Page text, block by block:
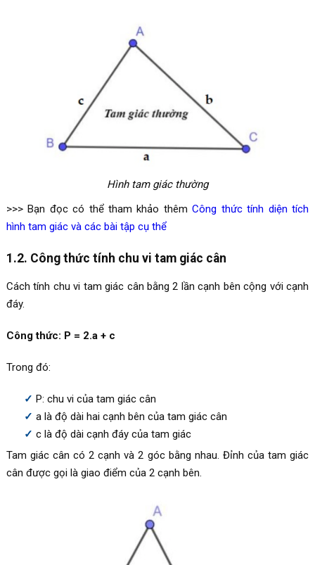
Hình tam giác thường
>>> Bạn đọc có thể tham khảo thêmCông thức tính diện tích
hình tam giác và các bài tập cụ thể
1.2. Công thức tính chu vi tam giác cân
Cách tính chu vi tam giác cân bằng 2 lần cạnh bên cộng với cạnh
đáy.
Công thức: P = 2.a + c
Trong đó:
P: chu vi của tam giác cân
a là độ dài hai cạnh bên của tam giác cân
c là độ dài cạnh đáy của tam giác
Tam giác cân có 2 cạnh và 2 góc bằng nhau. Đỉnh của tam giác
cân được gọi là giao điểm của 2 cạnh bên.